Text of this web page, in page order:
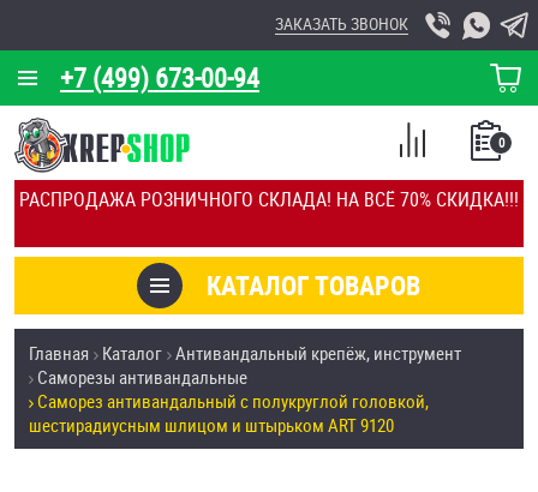
РАСПРОДАЖА РОЗНИЧНОГО СКЛАДА! НА ВСЁ 70% СКИДКА!!!
+7 (499) 673-00-94
ЗАКАЗАТЬ ЗВОНОК
КОРЗИНА
О КОМПАНИИ
КАЛЬКУЛЯТОР
ОТЗЫВЫ
УСЛУГИ
СКИДКИ
КАТАЛОГ ТОВАРОВ
0
СПИСОК
СРАВНЕНИЕ
Товары со скидкой
Анкеры
Антивандальный крепёж, инструмент
Главная Каталог Антивандальный крепёж, инструмент
Саморезы антивандальные
Саморез антивандальный с полукруглой головкой,
шестирадиусным шлицом и штырьком ART 9120